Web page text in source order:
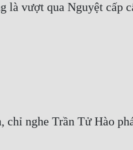
là vượt qua Nguyệt cấp
nghe Trần Tử Hào